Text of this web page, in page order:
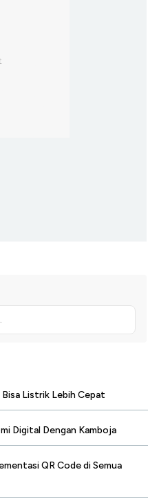
Listrik Lebih Cepat
Digital Dengan Kamboja
QR Code di Semua